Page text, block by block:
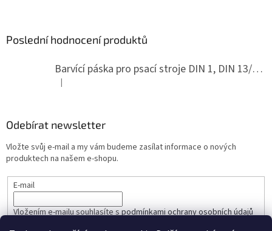
Poslední hodnocení produktů
Barvící páska pro psací stroje DIN 1, DIN 13/10, LAND, PA červenočerná
Hodnocení produktu je 5 z 5 hvězdiček.
|
Odebírat newsletter
Vložte svůj e-mail a my vám budeme zasílat informace o nových
produktech na našem e-shopu.
E-mail
Vložením e-mailu souhlasíte spodmínkami ochrany osobních údajů